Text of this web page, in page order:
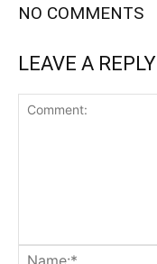
NO COMMENTS
LEAVE A REPLY